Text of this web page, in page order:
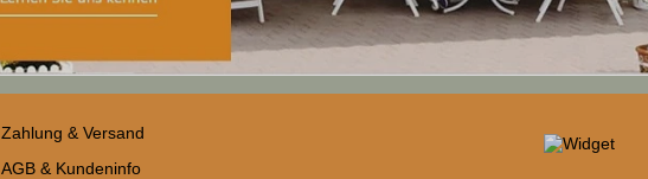
Zahlung & Versand
AGB & Kundeninfo